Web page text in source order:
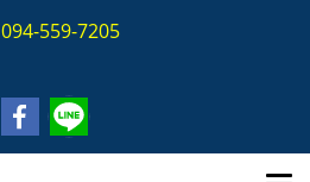
094-559-7205